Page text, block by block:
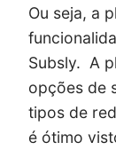
Ou seja, a
Subsly. A
opções de
tipos de
é ótimo